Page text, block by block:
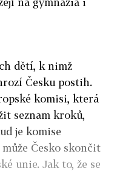
dětí, k nimž
Česku postih.
komisi, která
seznam kroků,
je komise
Česko skončit
unie. Jak to, že se